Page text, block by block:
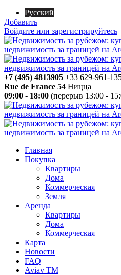
Русский
Добавить
Войдите или зарегистрируйтесь
+7 (495) 4813905 +33 629-961-
Rue de France 54 Ницца
09:00 - 18:00 (перерыв 13:00 -
Главная
Покупка
Квартиры
Дома
Коммерческая
Земля
Аренда
Квартиры
Дома
Коммерческая
Карта
Новости
FAQ
Aviav TM